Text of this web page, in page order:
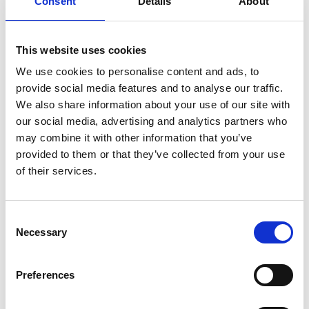
This website uses cookies
We use cookies to personalise content and ads, to
provide social media features and to analyse our traffic.
We also share information about your use of our site with
our social media, advertising and analytics partners who
may combine it with other information that you’ve
provided to them or that they’ve collected from your use
of their services.
Selection
Necessary
Preferences
processo di rimpatrio in un clima di supporto emotivo aiuta le
famiglie a superare la crisi e a organizzare l’addio in maniera
più serena”.
Durante il percorso, il sostegno di unprofessionista può fare
la differenza, offrendo consulenze che spaziano dalla gestione
dell’ansia alle tecniche per condividere il dolore in un ambiente
familiare e protetto. Molte famiglie che hanno affrontato il
rimpatrio hanno trovato beneficio nel partecipare a gruppi di
contribuito a rendere il processo meno traumatico. Questo
burocratiche a quella del benessere psicologico, rappresenta